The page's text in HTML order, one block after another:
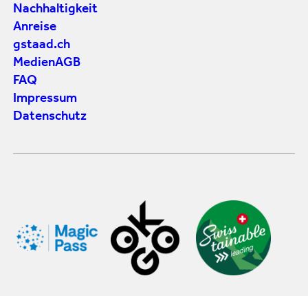
Nachhaltigkeit
Anreise
gstaad.ch
MedienAGB
FAQ
Impressum
Datenschutz